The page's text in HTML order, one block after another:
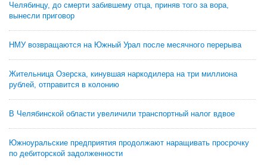
Челябинцу, до смерти забившему отца, приняв того за вора,
вынесли приговор
НМУ возвращаются на Южный Урал после месячного перерыва
Жительница Озерска, кинувшая наркодилера на три миллиона
рублей, отправится в колонию
В Челябинской области увеличили транспортный налог вдвое
Южноуральские предприятия продолжают наращивать просрочку
по дебиторской задолженности